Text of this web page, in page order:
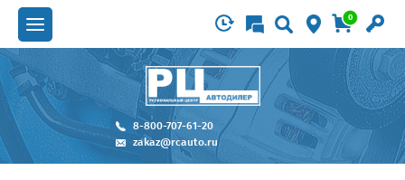
0
8-800-707-61-20
zakaz@rcauto.ru